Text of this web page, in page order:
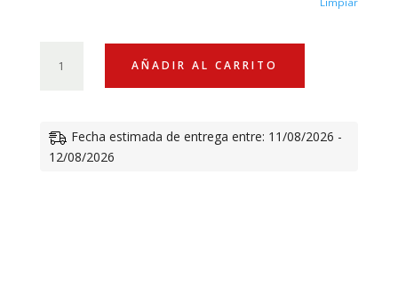
era:
49,63 €.
actual
25,50
VESPA
T.
AÑADIR AL CARRITO
Fecha estimada de entrega entre: 11/08/2026 -
12/08/2026